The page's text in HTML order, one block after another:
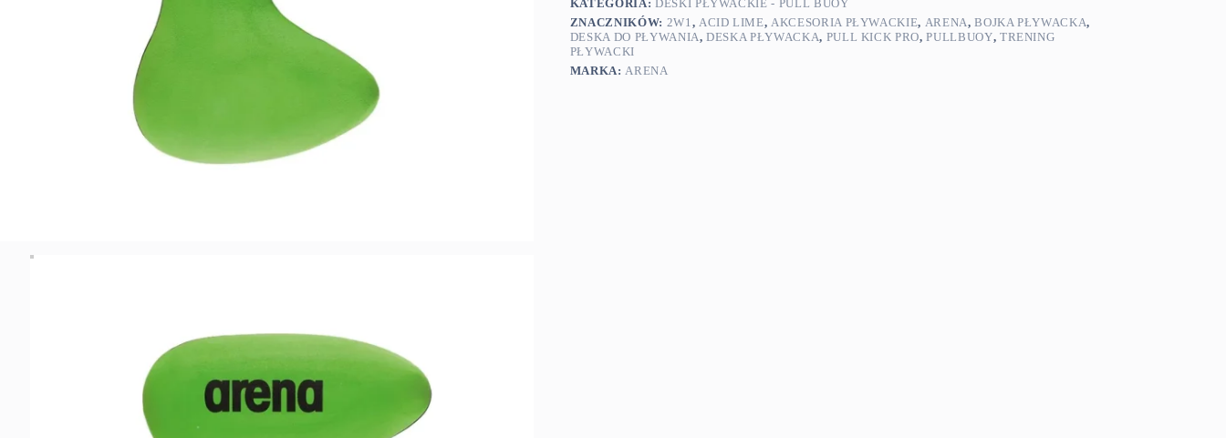
KATEGORIA: DESKI PŁYWACKIE - PULL BUOY
ZNACZNIKÓW: 2W1, ACID LIME,AKCESORIA PŁYWACKIE, ARENA,BOJKA PŁYWACKA,
DESKA DO PŁYWANIA,DESKA PŁYWACKA, PULL KICK PRO,PULLBUOY, TRENING
PŁYWACKI
MARKA:ARENA